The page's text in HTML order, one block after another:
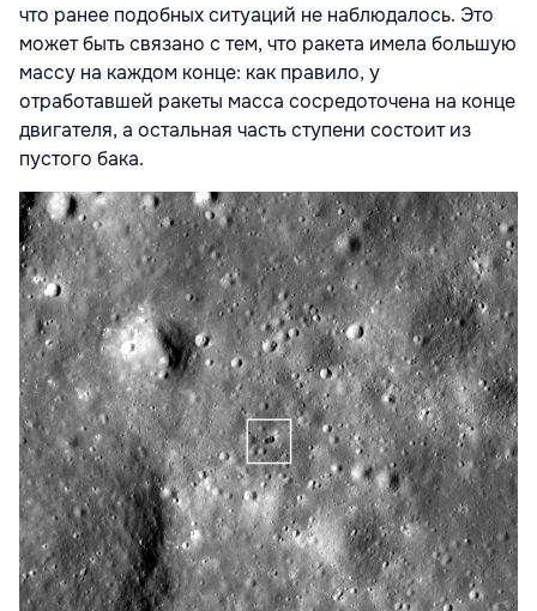
что ранее подобных ситуаций не наблюдалось. Это
может быть связано с тем, что ракета имела большую
массу на каждом конце: как правило, у
отработавшей ракеты масса сосредоточена на конце
двигателя, а остальная часть ступени состоит из
пустого бака.